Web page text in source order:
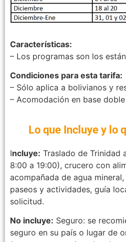
Características:
– Los programas son los
Condiciones para esta tarifa:
– Sólo aplica a bolivianos y
– Acomodación en base
Lo que Incluye y lo
Incluye: Traslado de Trinidad
8:00 a 19:00), crucero con
acompañada de agua
paseos y actividades, guía
solicitud.
No incluye: Seguro: se
seguro en su país o lugar de